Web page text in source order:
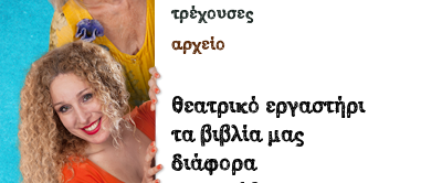
τρέχουσες
αρχείο
θεατρικό εργαστήρι
τα βιβλία μας
διάφορα
μας
παραστάσεις
/
εκδηλώσεις
τρέχουσες
αρχείο